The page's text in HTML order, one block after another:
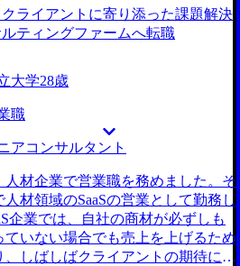
ァームであれば、ビジネス課題の
定義までを支援できるチャンスがあ
、漠然とコンサルタントになりたい
した。 大手総合エージェント1社
です。 転職先の候補となるファー
ださったことが決め手です。
転職の支援実績が豊富なこともあ
への知識が豊富でした。私は、当
えていませんでしたが、ファーム
をわかりやすく解説してくださっ
私の志向に合ったファームを多数
。そのため、MyVisionさんは安心
クライアントに寄り添った課題解決
ティングファームへ転職
大学28歳
職
アコンサルタント
材企業で営業職を務めました。そ
材領域のSaaSの営業として勤務し
企業では、自社の商材が必ずしも
いない場合でも売上を上げるため
しばしばクライアントの期待に応